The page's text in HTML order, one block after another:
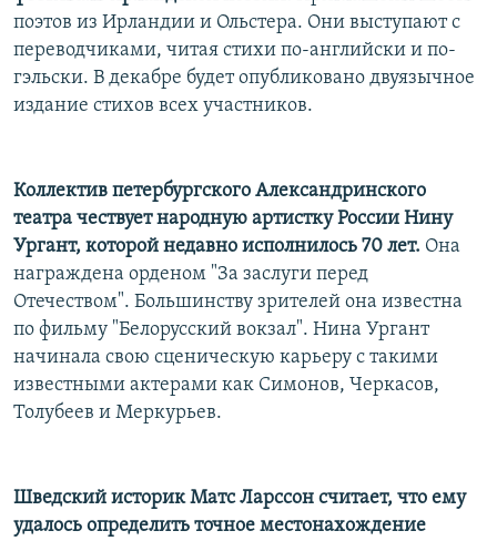
поиску
СЕВЕР.РЕАЛИИ
СИБИРЬ.РЕАЛИИ
РАСПИСАНИЕ ВЕЩАНИЯ
СОЦИАЛЬНЫЕ СЕТИ
Все сайты РСЕ/РС
поэтов из Ирландии и Ольстера. Они выступают с
переводчиками, читая стихи по-английски и по-
гэльски. В декабре будет опубликовано двуязычное
издание стихов всех участников.
Коллектив петербургского Александринского
театра чествует народную артистку России Нину
Ургант, которой недавно исполнилось 70 лет. Она
награждена орденом "За заслуги перед
Отечеством". Большинству зрителей она известна
по фильму "Белорусский вокзал". Нина Ургант
начинала свою сценическую карьеру с такими
известными актерами как Симонов, Черкасов,
Толубеев и Меркурьев.
Шведский историк Матс Ларссон считает, что ему
удалось определить точное местонахождение